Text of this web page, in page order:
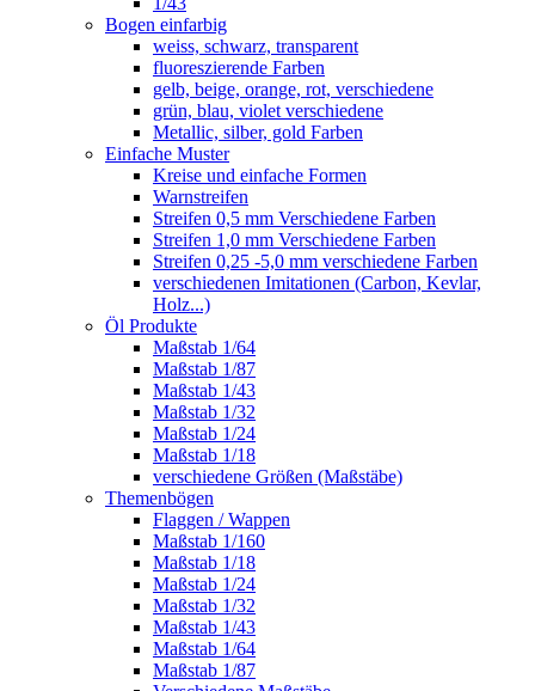
Bogen einfarbig
weiss, schwarz, transparent
fluoreszierende Farben
gelb, beige, orange, rot, verschiedene
grün, blau, violet verschiedene
Metallic, silber, gold Farben
Einfache Muster
Kreise und einfache Formen
Warnstreifen
Streifen 0,5 mm Verschiedene Farben
Streifen 1,0 mm Verschiedene Farben
Streifen 0,25 -5,0 mm verschiedene Farben
verschiedenen Imitationen (Carbon, Kevlar,
Holz...)
Öl Produkte
Maßstab 1/64
Maßstab 1/87
Maßstab 1/43
Maßstab 1/32
Maßstab 1/24
Maßstab 1/18
verschiedene Größen (Maßstäbe)
Themenbögen
Flaggen / Wappen
Maßstab 1/160
Maßstab 1/18
Maßstab 1/24
Maßstab 1/32
Maßstab 1/43
Maßstab 1/64
Maßstab 1/87